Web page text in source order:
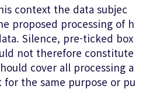
context the data subjec
proposed processing of h
Silence, pre-ticked box
not therefore constitute
cover all processing a
the same purpose or pu